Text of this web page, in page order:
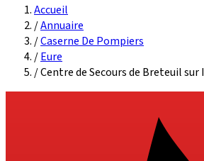
Accueil
/Annuaire
/Caserne De Pompiers
/Eure
/Centre de Secours de Breteuil sur